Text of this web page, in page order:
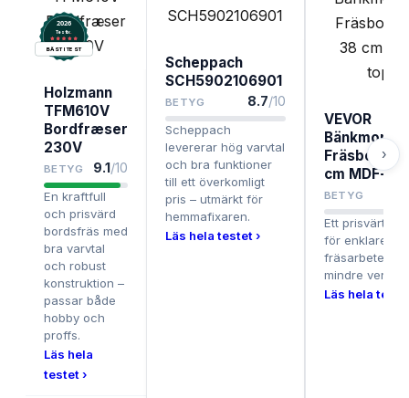
2026
Testix.
BÄST I TEST
Holzmann
TFM610V
Bordfræser
230V
BETYG 9.1/10
En kraftfull
och prisvärd
bordsfräs med
bra varvtal
och robust
konstruktion –
passar både
hobby och
proffs.
Läs hela
testet ›
Scheppach
SCH5902106901
BETYG 8.7/10
Scheppach
levererar hög varvtal
och bra funktioner
till ett överkomligt
pris – utmärkt för
hemmafixaren.
Läs hela testet ›
VEVOR
Fräsbord
cm MDF-
BETYG
Ett prisvärt
för enklare
fräsarbeten
mindre
Läs hela
›